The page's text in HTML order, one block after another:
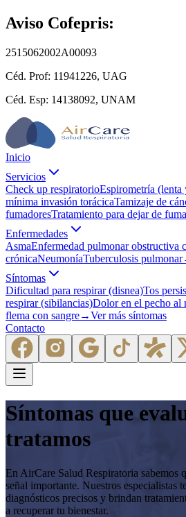
Aviso Cofepris:
2515062002A00093
Céd. Prof: 11941226, UAG
Céd. Esp: 14138092, UNAM
Inicio
Servicios
Check up respiratorioEspirometría (lenta
mínima invasión torácicaTamizaje de
fumadoresTratamiento para dejar de
Enfermedades
AsmaEnfermedad pulmonar obstructiva
crónicaNeumoníaTuberculosis pulmonar
Síntomas
Dificultad para respirar (disnea)Tos
respirar (sibilancias)Dolor en el pecho al
flema con sangre→Ver más síntomas
Contacto
Síntomas que
tratamos
En AirCare Salud Respiratoria sabemos
señal importante. Nuestros especialistas
diagnósticos precisos y brindan
a recuperar tu bienestar.